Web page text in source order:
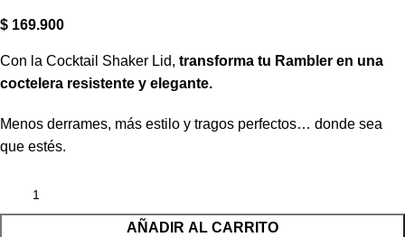
$ 169.900
Con la Cocktail Shaker Lid, transforma tu Rambler en una
coctelera resistente y elegante.
Menos derrames, más estilo y tragos perfectos… donde sea
que estés.
AÑADIR AL CARRITO